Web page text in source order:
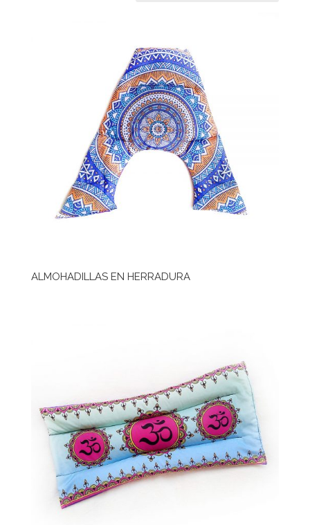
ALMOHADILLAS EN HERRADURA